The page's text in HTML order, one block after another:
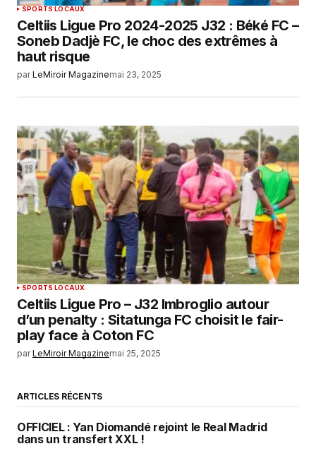
SPORTS LOCAUX
Celtiis Ligue Pro 2024-2025 J32 : Béké FC –
Soneb Dadjè FC, le choc des extrêmes à
haut risque
par LeMiroir Magazinemai 23, 2025
SPORTS LOCAUX
Celtiis Ligue Pro – J32 Imbroglio autour
d’un penalty : Sitatunga FC choisit le fair-
play face à Coton FC
par LeMiroir Magazinemai 25, 2025
ARTICLES RÉCENTS
OFFICIEL : Yan Diomandé rejoint le Real Madrid
dans un transfert XXL !